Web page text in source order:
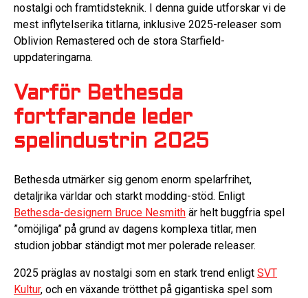
nostalgi och framtidsteknik. I denna guide utforskar vi de
mest inflytelserika titlarna, inklusive 2025-releaser som
Oblivion Remastered och de stora Starfield-
uppdateringarna.
Varför Bethesda
fortfarande leder
spelindustrin 2025
Bethesda utmärker sig genom enorm spelarfrihet,
detaljrika världar och starkt modding-stöd. Enligt
Bethesda-designern Bruce Nesmith är helt buggfria spel
”omöjliga” på grund av dagens komplexa titlar, men
studion jobbar ständigt mot mer polerade releaser.
2025 präglas av nostalgi som en stark trend enligt SVT
Kultur, och en växande trötthet på gigantiska spel som